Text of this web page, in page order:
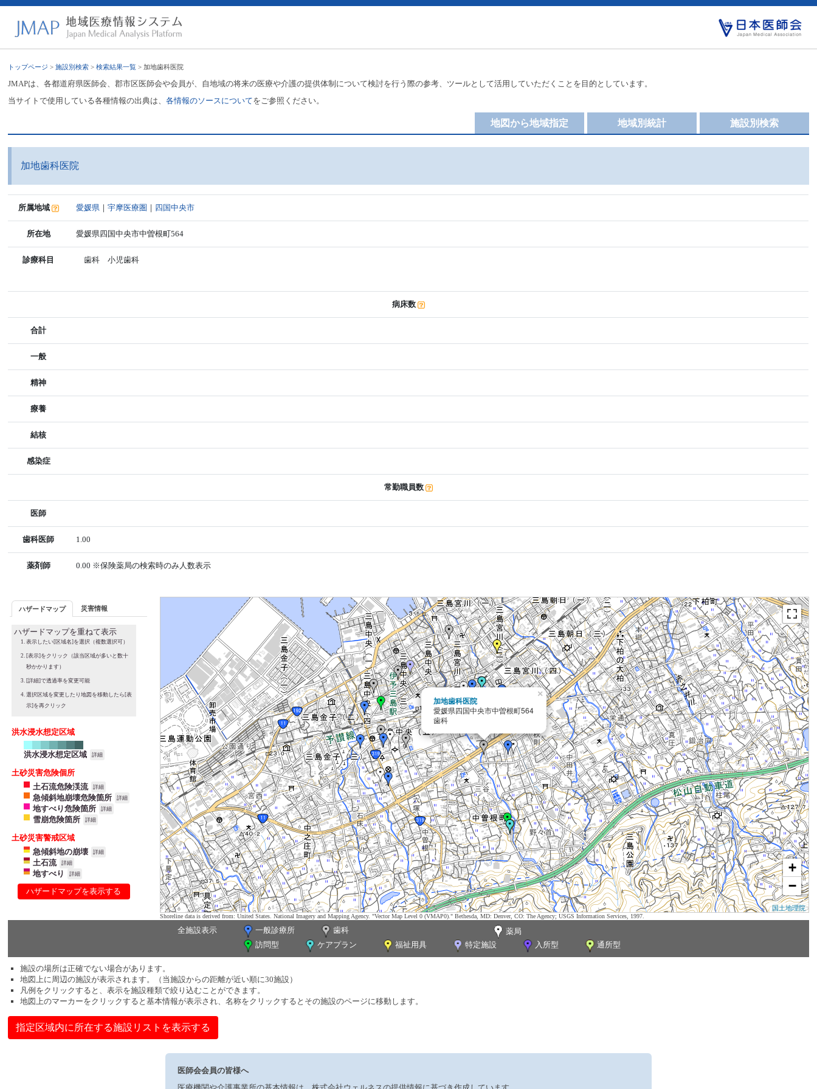
トップページ >施設別検索 >検索結果一覧 > 加地歯科医院
JMAPは、各都道府県医師会、郡市区医師会や会員が、自地域の将来の医療や介護の提供体制について検討を行う際の参考、ツールとして活用していただくことを目的としています。
当サイトで使用している各種情報の出典は、各情報のソースについてをご参照ください。
施設別検索
地域別統計
地図から地域指定
加地歯科医院
所属地域 愛媛県 ｜宇摩医療圏 ｜ 四国中央市
所在地 愛媛県四国中央市中曽根町564
診療科目 歯科 小児歯科
病床数
合計
一般
精神
療養
結核
感染症
常勤職員数
医師
歯科医師 1.00
薬剤師 0.00 ※保険薬局の検索時のみ人数表示
ハザードマップ 災害情報
ハザードマップを重ねて表示
表示したい[区域名]を選択（複数選択可）
[表示]をクリック（該当区域が多いと数十
秒かかります）
[詳細]で透過率を変更可能
選択区域を変更したり地図を移動したら[表
示]を再クリック
洪水浸水想定区域
洪水浸水想定区域 詳細
土砂災害危険個所
土石流危険渓流
詳細
急傾斜地崩壊危険箇所 詳細
地すべり危険箇所 詳細
雪崩危険箇所 詳細
土砂災害警戒区域
急傾斜地の崩壊
詳細
土石流 詳細
地すべり 詳細
ハザードマップを表示する
加地歯科医院
愛媛県四国中央市中曽根町564
歯科
×
+
−
国土地理院
Shoreline data is derived from: United States. National Imagery and Mapping Agency. "Vector Map Level 0 (VMAP0)." Bethesda, MD: Denver, CO: The Agency; USGS Information Services, 1997.
全施設表示 一般診療所 歯科
薬局
訪問型
ケアプラン 福祉用具 特定施設 入所型 通所型
施設の場所は正確でない場合があります。
地図上に周辺の施設が表示されます。（当施設からの距離が近い順に30施設）
凡例をクリックすると、表示を施設種類で絞り込むことができます。
地図上のマーカーをクリックすると基本情報が表示され、名称をクリックするとその施設のページに移動します。
指定区域内に所在する施設リストを表示する
医師会会員の皆様へ